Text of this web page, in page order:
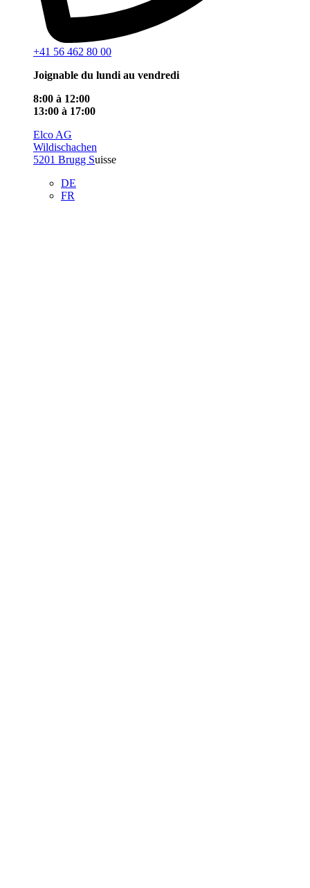
+41 56 462 80 00
Joignable du lundi au vendredi
8:00 à 12:00
13:00 à 17:00
Elco AG
Wildischachen
5201 Brugg Suisse
DE
FR